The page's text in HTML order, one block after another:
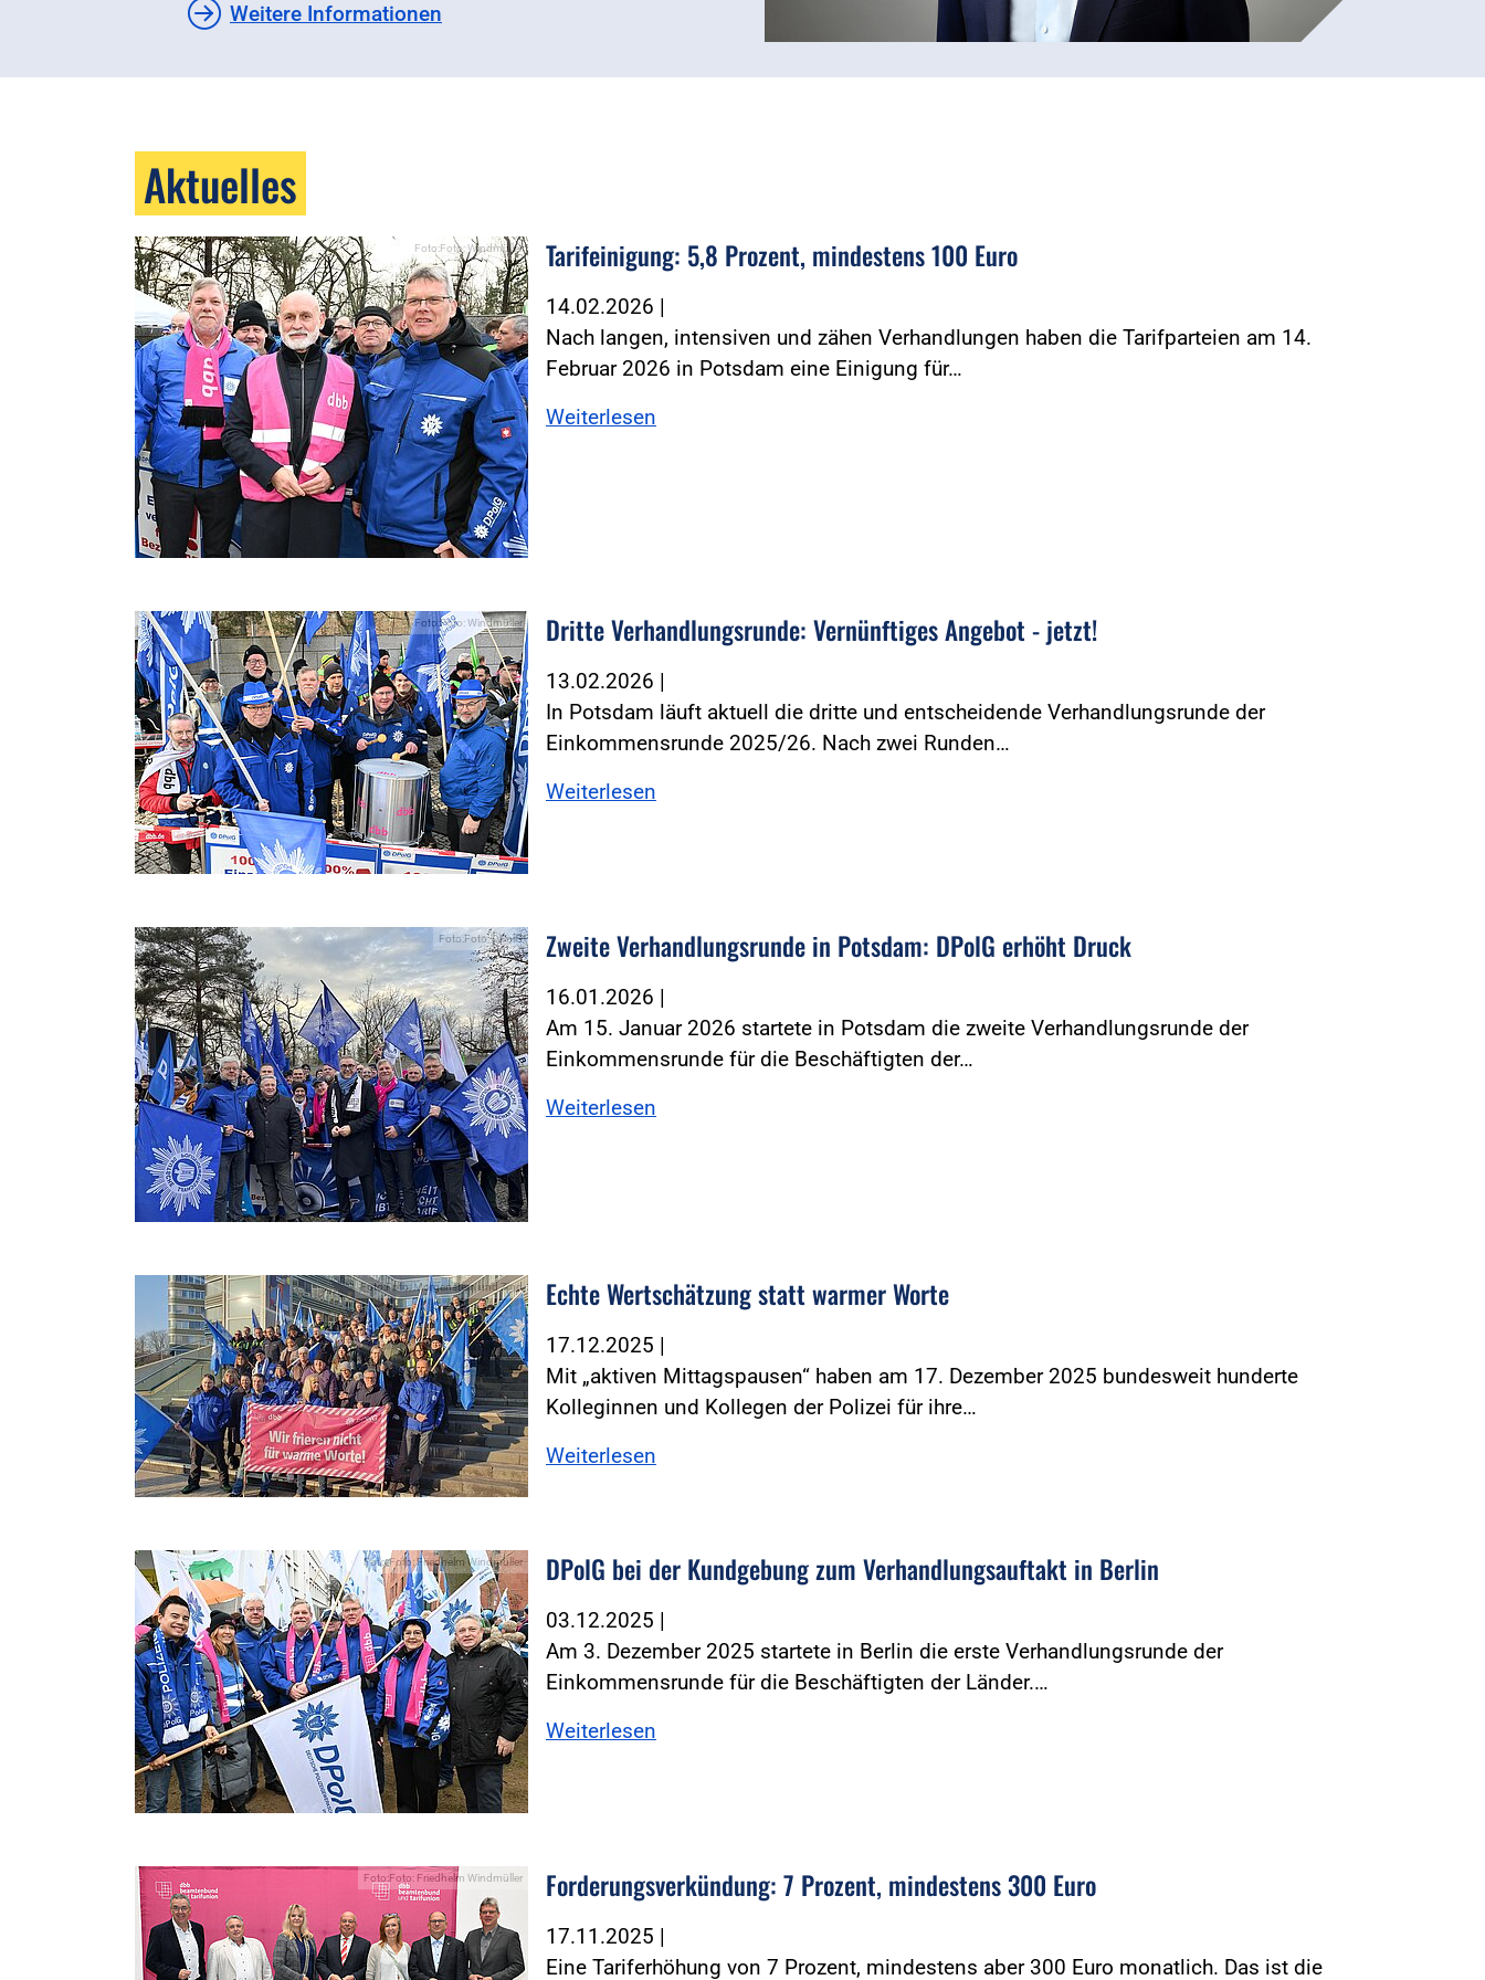
Weitere Informationen
Aktuelles
Foto:Foto: Windmüller Tarifeinigung: 5,8 Prozent, mindestens 100 Euro
14.02.2026 |
Nach langen, intensiven und zähen Verhandlungen haben die Tarifparteien am 14.
Februar 2026 in Potsdam eine Einigung für…
Weiterlesen
Foto:Foto: Windmüller Dritte Verhandlungsrunde: Vernünftiges Angebot - jetzt!
13.02.2026 |
In Potsdam läuft aktuell die dritte und entscheidende Verhandlungsrunde der
Einkommensrunde 2025/26. Nach zwei Runden…
Weiterlesen
Foto:Foto: DPolG Zweite Verhandlungsrunde in Potsdam: DPolG erhöht Druck
16.01.2026 |
Am 15. Januar 2026 startete in Potsdam die zweite Verhandlungsrunde der
Einkommensrunde für die Beschäftigten der…
Weiterlesen
Foto:Foto: Morgenstern und Zind Echte Wertschätzung statt warmer Worte
17.12.2025 |
Mit „aktiven Mittagspausen“ haben am 17. Dezember 2025 bundesweit hunderte
Kolleginnen und Kollegen der Polizei für ihre…
Weiterlesen
Foto:Foto: Friedhelm Windmüller DPolG bei der Kundgebung zum Verhandlungsauftakt in Berlin
03.12.2025 |
Am 3. Dezember 2025 startete in Berlin die erste Verhandlungsrunde der
Einkommensrunde für die Beschäftigten der Länder.…
Weiterlesen
Foto:Foto: Friedhelm Windmüller Forderungsverkündung: 7 Prozent, mindestens 300 Euro
17.11.2025 |
Eine Tariferhöhung von 7 Prozent, mindestens aber 300 Euro monatlich. Das ist die